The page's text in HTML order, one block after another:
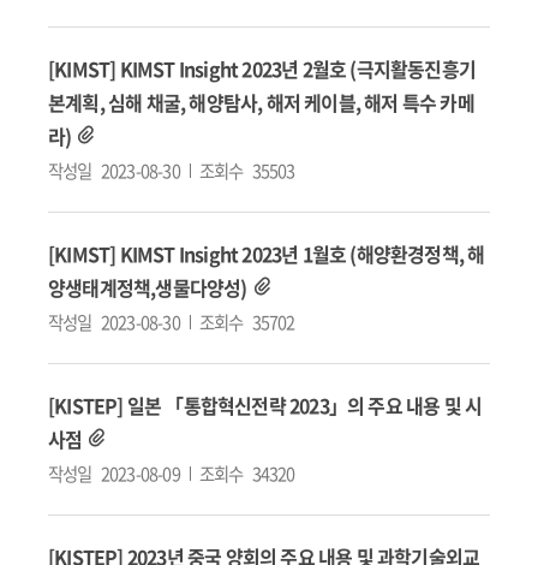
[KIMST] KIMST Insight 2023년 2월호 (극지활동진흥기
본계획, 심해 채굴, 해양탐사, 해저 케이블, 해저 특수 카메
라)
작성일 2023-08-30 조회수 35503
[KIMST] KIMST Insight 2023년 1월호 (해양환경정책, 해
양생태계정책,생물다양성)
작성일 2023-08-30 조회수 35702
[KISTEP] 일본 「통합혁신전략 2023」의 주요 내용 및 시
사점
작성일 2023-08-09 조회수 34320
[KISTEP] 2023년 중국 양회의 주요 내용 및 과학기술외교